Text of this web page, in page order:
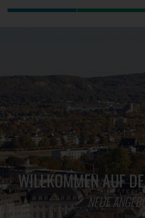
WILLKOMMEN AUF
NEUE